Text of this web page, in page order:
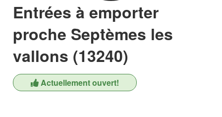
Entrées à emporter
proche Septèmes les
vallons (13240)
Actuellement ouvert!